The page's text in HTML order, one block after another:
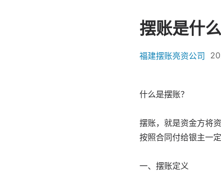
摆账是什
福建摆账亮资公司
什么是摆账？
摆账，就是资金方将
按照合同付给银主一定
一、摆账定义